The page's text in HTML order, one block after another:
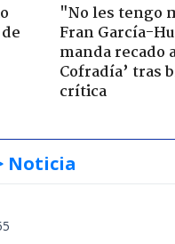
"No les tengo
Fran García-
manda recado
Cofradía’ tras
crítica
Noticia